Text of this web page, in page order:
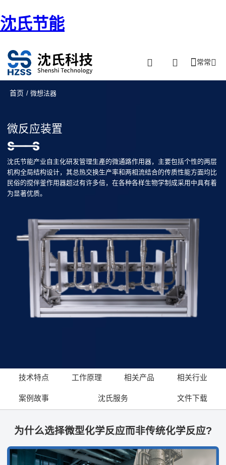
沈氏节能
常常
首页 / 微想法器
微反应装置
沈氏节能产业自主化研发管理生產的微通路作用器，主要包括个性的两层
机构全局结构设计，其总热交换生产率和两相流结合的传质性能方面均比
民俗的搅伴釜作用器超过有许多倍，在各种各样生物学制成采用中具有着
为显著优质。
技术特点 工作原理 相关产品 相关行业
案例故事 沈氏服务 文件下载
为什么选择微型化学反应而非传统化学反应?